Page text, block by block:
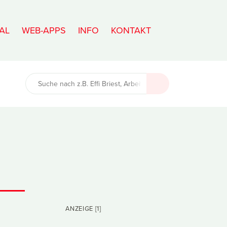
WEB-APPS INFO KONTAKT
ANZEIGE [1]